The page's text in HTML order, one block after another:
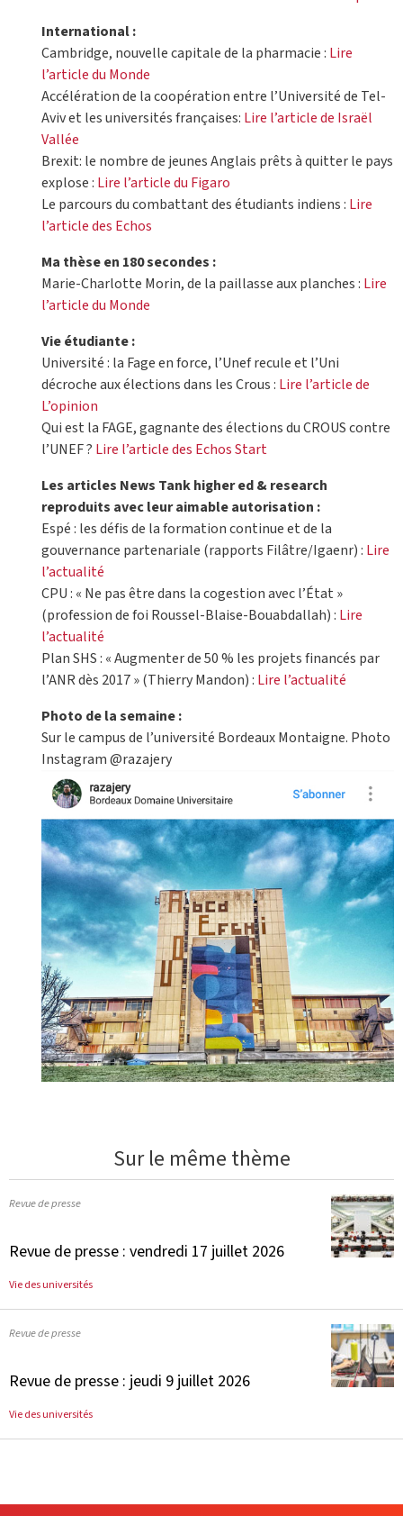
International :
Cambridge, nouvelle capitale de la pharmacie : Lire
l’article du Monde
Accélération de la coopération entre l’Université de Tel-
Aviv et les universités françaises: Lire l’article de Israël
Vallée
Brexit: le nombre de jeunes Anglais prêts à quitter le pays
explose : Lire l’article du Figaro
Le parcours du combattant des étudiants indiens : Lire
l’article des Echos
Ma thèse en 180 secondes :
Marie-Charlotte Morin, de la paillasse aux planches : Lire
l’article du Monde
Vie étudiante :
Université : la Fage en force, l’Unef recule et l’Uni
décroche aux élections dans les Crous : Lire l’article de
L’opinion
Qui est la FAGE, gagnante des élections du CROUS contre
l’UNEF ? Lire l’article des Echos Start
Les articles News Tank higher ed & research
reproduits avec leur aimable autorisation :
Espé : les défis de la formation continue et de la
gouvernance partenariale (rapports Filâtre/Igaenr) : Lire
l’actualité
CPU : « Ne pas être dans la cogestion avec l’État »
(profession de foi Roussel-Blaise-Bouabdallah) : Lire
l’actualité
Plan SHS : « Augmenter de 50 % les projets financés par
l’ANR dès 2017 » (Thierry Mandon) : Lire l’actualité
Photo de la semaine :
Sur le campus de l’université Bordeaux Montaigne. Photo
Instagram @razajery
Sur le même thème
Revue de presse
Revue de presse : vendredi 17 juillet 2026
Vie des universités
Revue de presse
Revue de presse : jeudi 9 juillet 2026
Vie des universités